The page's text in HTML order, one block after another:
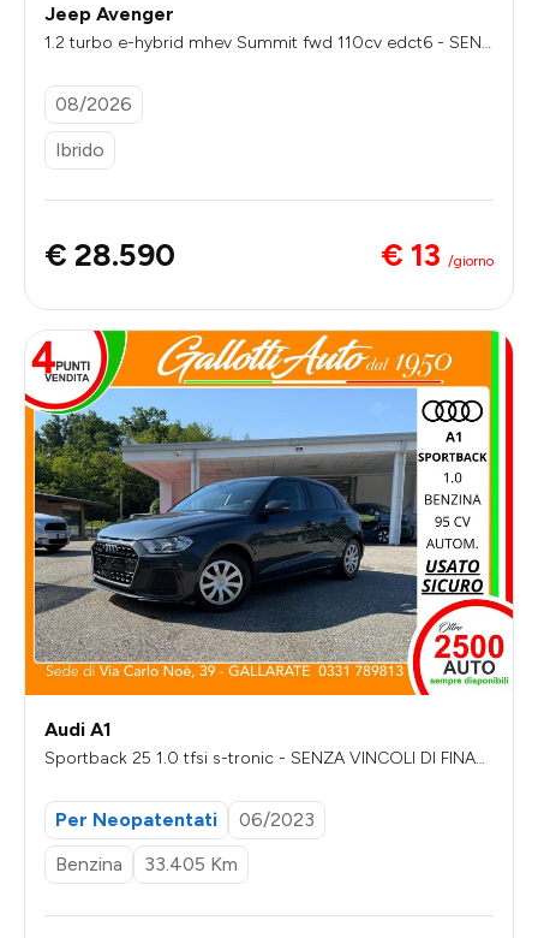
Jeep Avenger
1.2 turbo e-hybrid mhev Summit fwd 110cv edct6 - SENZ
08/2026
Ibrido
€ 28.590 € 13 /giorno
Audi A1
Sportback 25 1.0 tfsi s-tronic - SENZA VINCOLI DI FINAN
Per Neopatentati
06/2023
Benzina
33.405 Km